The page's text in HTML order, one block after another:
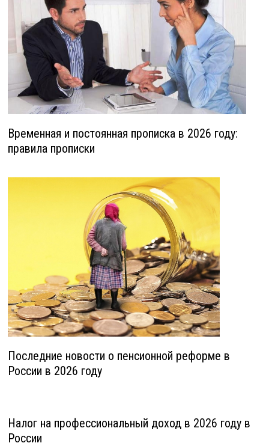
Временная и постоянная прописка в 2026 году:
правила прописки
Последние новости о пенсионной реформе в
России в 2026 году
Налог на профессиональный доход в 2026 году в
России